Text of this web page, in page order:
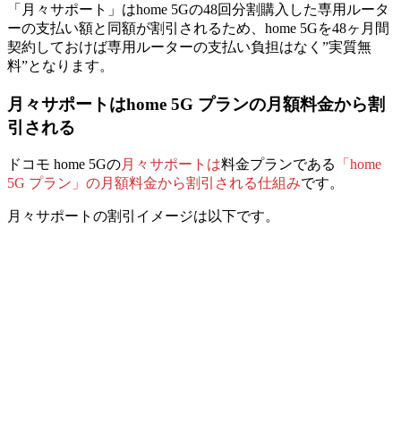
「月々サポート」はhome 5Gの48回分割購入した専用ルータ
ーの支払い額と同額が割引されるため、home 5Gを48ヶ月間
契約しておけば専用ルーターの支払い負担はなく”実質無
料”となります。
月々サポートはhome 5G プランの月額料金から割
引される
ドコモ home 5Gの月々サポートは料金プランである
「home
5G プラン」の月額料金から割引される仕組みです。
月々サポートの割引イメージは以下です。